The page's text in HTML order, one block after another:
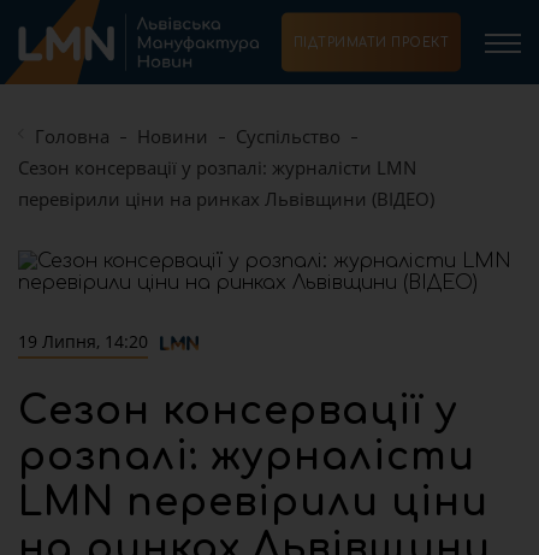
ПІДТРИМАТИ ПРОЕКТ
Головна Новини
Суспільство
Сезон консервації у розпалі: журналісти LMN
перевірили ціни на ринках Львівщини (ВІДЕО)
19 Липня, 14:20
Сезон консервації у
розпалі: журналісти
LMN перевірили ціни